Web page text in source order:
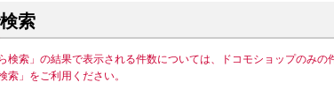
索
検索」の結果で表示される件数については、ドコモショップのみ
索」をご利用ください。